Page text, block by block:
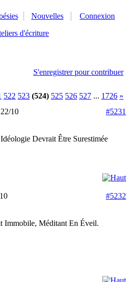
Nouvelles
Connexion
d'écriture
S'enregistrer pour contribuer
522 523 (524) 525 526 527 ... 1726 »
22/10
#5231
Devrait Être Surestimée
#5232
Immobile, Méditant En Éveil.